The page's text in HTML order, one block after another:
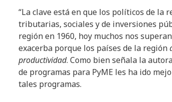
“La clave está en que los políticos de
tributarias, sociales y de inversiones
región en 1960, hoy muchos nos
exacerba porque los países de la región
productividad. Como bien señala la
de programas para PyME les ha ido
tales programas.